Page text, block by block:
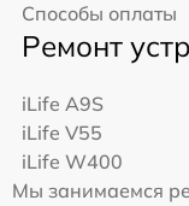
Способы оплаты
Ремонт
iLife A9S
iLife V55
iLife W400
Мы занимаемся